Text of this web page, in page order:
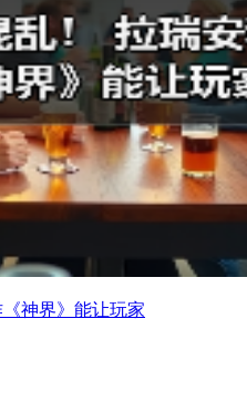
神界》能让玩家